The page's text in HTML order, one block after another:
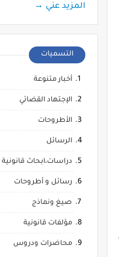
المزيد عني →
التسميات
أخبار متنوعة
الإجتهاد القضائي
الأطروحات
الرسائل
دراسات،ابحاث قانونية
رسائل و أطروحات
صيغ ونماذج
مؤلفات قانونية
محاضرات ودروس